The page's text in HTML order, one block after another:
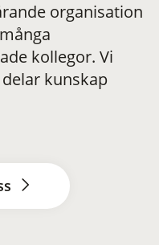
organisation
kollegor. Vi
kunskap